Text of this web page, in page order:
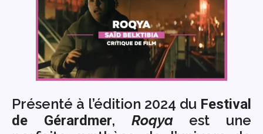
Présenté à l’édition 2024 du Festival
de Gérardmer, Roqyaest une